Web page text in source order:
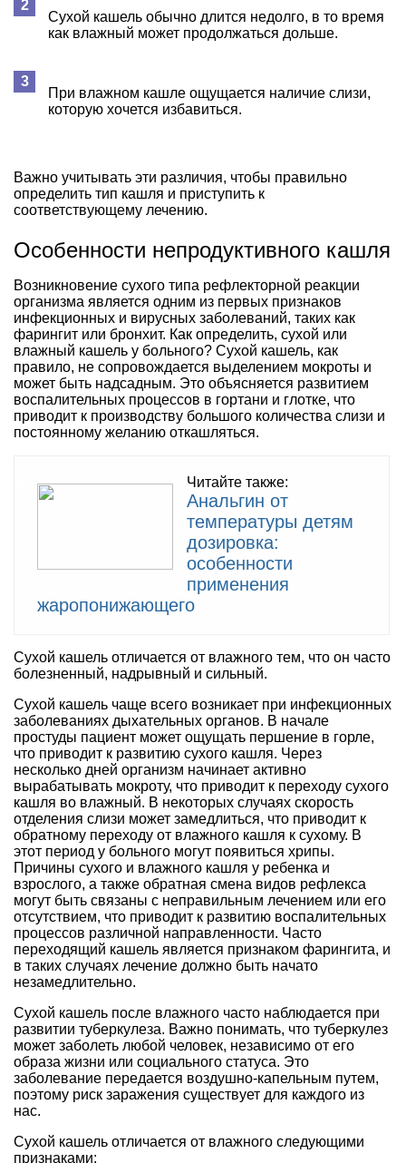
Сухой кашель обычно длится недолго, в то время
как влажный может продолжаться дольше.
При влажном кашле ощущается наличие слизи,
которую хочется избавиться.
Важно учитывать эти различия, чтобы правильно
определить тип кашля и приступить к
соответствующему лечению.
Особенности непродуктивного кашля
Возникновение сухого типа рефлекторной реакции
организма является одним из первых признаков
инфекционных и вирусных заболеваний, таких как
фарингит или бронхит. Как определить, сухой или
влажный кашель у больного? Сухой кашель, как
правило, не сопровождается выделением мокроты и
может быть надсадным. Это объясняется развитием
воспалительных процессов в гортани и глотке, что
приводит к производству большого количества слизи и
постоянному желанию откашляться.
Читайте также:
Анальгин от
температуры детям
дозировка:
особенности
применения
жаропонижающего
Сухой кашель отличается от влажного тем, что он часто
болезненный, надрывный и сильный.
Сухой кашель чаще всего возникает при инфекционных
заболеваниях дыхательных органов. В начале
простуды пациент может ощущать першение в горле,
что приводит к развитию сухого кашля. Через
несколько дней организм начинает активно
вырабатывать мокроту, что приводит к переходу сухого
кашля во влажный. В некоторых случаях скорость
отделения слизи может замедлиться, что приводит к
обратному переходу от влажного кашля к сухому. В
этот период у больного могут появиться хрипы.
Причины сухого и влажного кашля у ребенка и
взрослого, а также обратная смена видов рефлекса
могут быть связаны с неправильным лечением или его
отсутствием, что приводит к развитию воспалительных
процессов различной направленности. Часто
переходящий кашель является признаком фарингита, и
в таких случаях лечение должно быть начато
незамедлительно.
Сухой кашель после влажного часто наблюдается при
развитии туберкулеза. Важно понимать, что туберкулез
может заболеть любой человек, независимо от его
образа жизни или социального статуса. Это
заболевание передается воздушно-капельным путем,
поэтому риск заражения существует для каждого из
нас.
Сухой кашель отличается от влажного следующими
признаками: